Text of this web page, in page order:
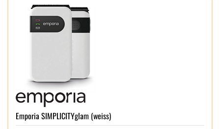
Emporia SIMPLICITYglam (weiss)